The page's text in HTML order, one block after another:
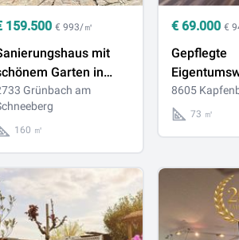
159.500 € 993/㎡
mit
Garten in
am
Grünbach am
160 ㎡
€ 69.000 €
Gepflegte
bester Lage
8605
73 ㎡